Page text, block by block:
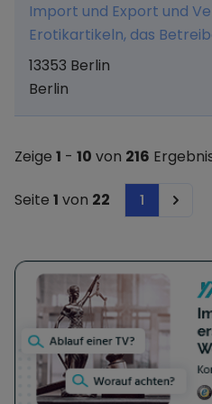
Geschäfte betreiben, die
Förderung ihres
Import und Export und
Erotikartikeln, das
Videokabinen sowie der
Medienträgern.
13353 Berlin
Berlin
Zeige 1 - 10 von 216
Seite 1 von 22 1 Next